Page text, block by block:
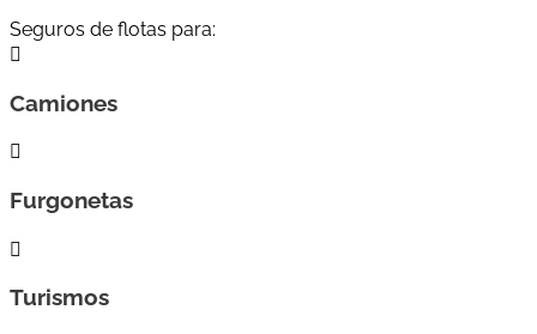
Seguros de flotas para:

Camiones

Furgonetas

Turismos